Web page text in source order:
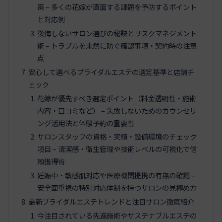
策 – 多くの花嫁が直面する課題を予防するポイント
と対応例
後悔しないサロン選びの秘訣とリスクマネジメント
術 – トラブルを未然に防ぐ確認事項・契約時の注意
点
安心して選べるブライダルエステの選定基準と店舗チ
ェック
花嫁が優先すべき選定ポイント（料金透明性・施術
内容・口コミなど） – 失敗しないためのカウンセリ
ング活用法と体験予約の重要性
サロンスタッフの資格・実績・設備環境のチェック
項目 – 清潔感・衛生管理や技術レベルの可視化で信
頼獲得術
妊娠中・敏感肌対応や医療機関提携の有無の確認 –
安全面重視の特別対応体制を持つサロンの見極め方
最新ブライダルエステトレンドと注目サロン徹底紹介
今注目されている先進施術やサステナブルエステの